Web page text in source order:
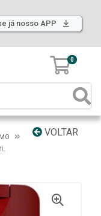
já nosso APP
0
VOLTAR